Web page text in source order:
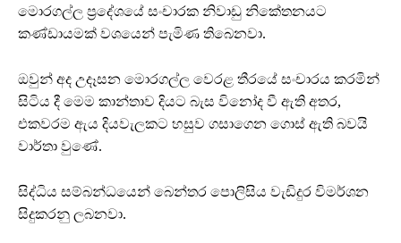
මොරගල්ල ප්‍රදේශයේ සංචාරක නිවාඩු නිකේතනයට
කණ්ඩායමක් වශයෙන් පැමිණ තිබෙනවා.
ඔවුන් අද උදෑසන මොරගල්ල වෙරළ තීරයේ සංචාරය කරමින්
සිටිය දී මෙම කාන්තාව දියට බැස විනෝද වී ඇති අතර,
එකවරම ඇය දියවැලකට හසුව ගසාගෙන ගොස් ඇති බවයි
වාර්තා වුණේ.
සිද්ධිය සම්බන්ධයෙන් බෙන්තර පොලිසිය වැඩිදුර විමර්ශන
සිදුකරනු ලබනවා.